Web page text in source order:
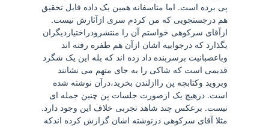
پی برده است. اما متاسفانه همین یک داده قابل تحقیق
هم درجستجویی که من کردم سری ازآثارش نیست.
ازآقای سرکوهی خواستم آن را منتشرودراختیاردیگران
بگذارد که درجوابیه اشان ازآن هم طفره رفته اند
وباعصبانیت برسربنده داد زده اند که بله این یک شگرد
قدیمی است که شاکی را به جای متهم می نشانند
وبروید وکتابچه پن راازلندن بخرید،درآن نوشته شده
است. درهیچ یک ازصورت جلسات پن چنین جمله ای
نیست. برعکس چند شاهد تجربی خلاف این وجود دارد.
مثلا آقای سرکوهی درنوشته اشان گزارش کرده اندکه